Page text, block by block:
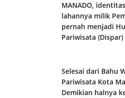
MANADO,
lahannya milik
pernah menjadi
Pariwisata
Selesai dari Bahu
Pariwisata Kota
Demikian halnya